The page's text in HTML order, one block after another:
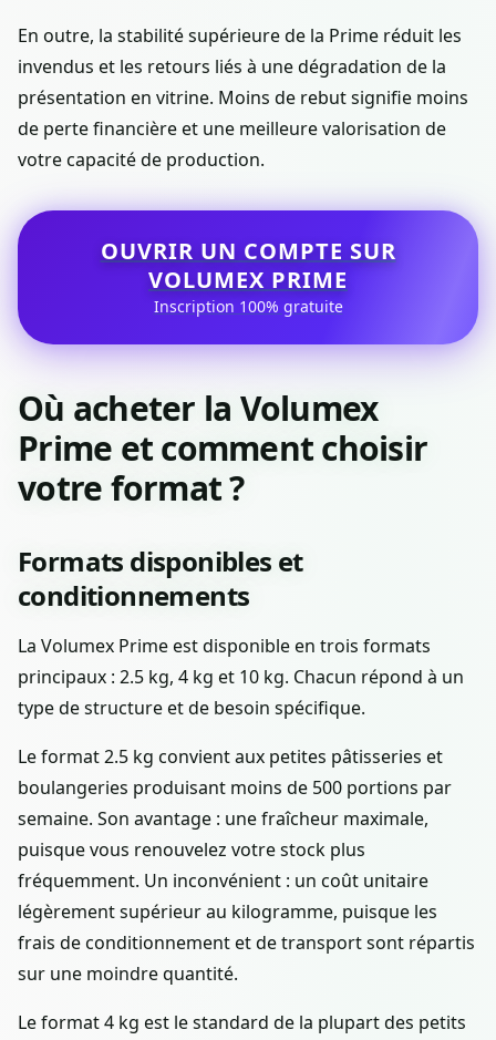
En outre, la stabilité supérieure de la Prime réduit les
invendus et les retours liés à une dégradation de la
présentation en vitrine. Moins de rebut signifie moins
de perte financière et une meilleure valorisation de
votre capacité de production.
OUVRIR UN COMPTE SUR
VOLUMEX PRIME
Inscription 100% gratuite
Où acheter la Volumex
Prime et comment choisir
votre format ?
Formats disponibles et
conditionnements
La Volumex Prime est disponible en trois formats
principaux : 2.5 kg, 4 kg et 10 kg. Chacun répond à un
type de structure et de besoin spécifique.
Le format 2.5 kg convient aux petites pâtisseries et
boulangeries produisant moins de 500 portions par
semaine. Son avantage : une fraîcheur maximale,
puisque vous renouvelez votre stock plus
fréquemment. Un inconvénient : un coût unitaire
légèrement supérieur au kilogramme, puisque les
frais de conditionnement et de transport sont répartis
sur une moindre quantité.
Le format 4 kg est le standard de la plupart des petits